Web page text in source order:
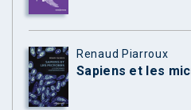
Renaud Piarroux
Sapiens et les